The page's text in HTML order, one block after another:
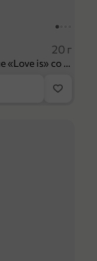
20 г
Конфеты освежающие «Love is» со вкусом морской соли и маракуйи, 20 г